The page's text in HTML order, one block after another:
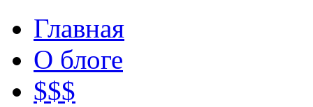
Главная
О блоге
$$$